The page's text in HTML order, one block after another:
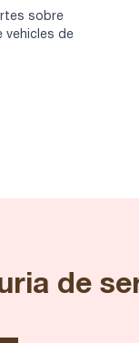
sobre
vehicles de
de